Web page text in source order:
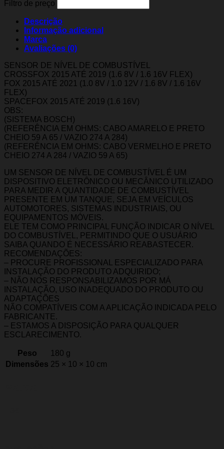
Filtro de preço
Descrição
Informação adicional
Marca
Avaliações (0)
SENSOR DE NÍVEL DE COMBUSTÍVEL
CROSSFOX 2015 ATÉ 2019 (1.6 8V / 1.6 16V FLEX)
FOX 2015 ATÉ 2021 (1.0 8V / 1.0 12V / 1.6 8V / 1.6 16V
FLEX)
SPACEFOX 2015 ATÉ 2019 (1.6 16V)
OBS:
(SISTEMA BOSCH)
(REFERÊNCIA EM OHMS: CABO AMARELO E PRETO
CHEIO 59 A 65 / VAZIO 274 A 284)
(REFERÊNCIA EM OHMS: CABO VERMELHO E PRETO
CHEIO 274 A 284 / VAZIO 59 A 65)
UM SENSOR DE NÍVEL DE COMBUSTÍVEL É UM
DISPOSITIVO ELETRÔNICO OU MECÂNICO UTILIZADO
PARA MEDIR A QUANTIDADE DE COMBUSTÍVEL
PRESENTE EM UM TANQUE, SEJA EM VEÍCULOS
AUTOMOTORES, SISTEMAS INDUSTRIAIS, OU
EQUIPAMENTOS MÓVEIS.
ELE TEM COMO PRINCIPAL FUNÇÃO INDICAR O NÍVEL
DO COMBUSTÍVEL, PERMITINDO QUE O USUÁRIO
SAIBA QUANDO É NECESSÁRIO REABASTECER.
RECOMENDAÇÕES:
– PROCURE PROFISSIONAL ESPECIALIZADO PARA
INSTALAÇÃO DO PRODUTO ADQUIRIDO;
– NÃO NOS RESPONSABILIZAMOS POR MÁ
INSTALAÇÃO, USO INADEQUADO DO PRODUTO OU
ADAPTAÇÕES
NÃO COMPATÍVEIS COM A APLICAÇÃO INDICADA PELO
FABRICANTE.
– ESTAMOS A DISPOSIÇÃO PARA QUALQUER
ESCLARECIMENTO.
Peso
180 g
Dimensões 25 × 10 × 10 cm